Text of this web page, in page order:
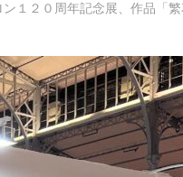
１２０周年記念展、作品「